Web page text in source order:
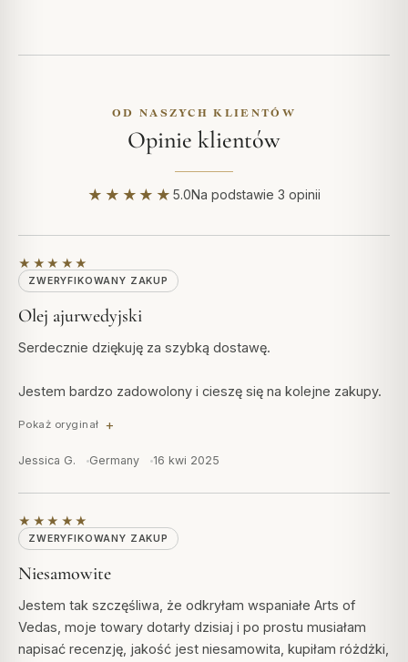
OD NASZYCH KLIENTÓW
Opinie klientów
★★★★★5.0Na podstawie 3 opinii
★★★★★
ZWERYFIKOWANY ZAKUP
Olej ajurwedyjski
Serdecznie dziękuję za szybką dostawę.
Jestem bardzo zadowolony i cieszę się na kolejne zakupy.
Pokaż oryginał
Jessica G. Germany 16 kwi 2025
★★★★★
ZWERYFIKOWANY ZAKUP
Niesamowite
Jestem tak szczęśliwa, że odkryłam wspaniałe Arts of
Vedas, moje towary dotarły dzisiaj i po prostu musiałam
napisać recenzję, jakość jest niesamowita, kupiłam różdżki,